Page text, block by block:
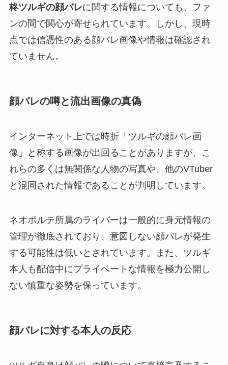
柊ツルギの顔バレに関する情報についても、ファ
ンの間で関心が寄せられています。しかし、現時
点では信憑性のある顔バレ画像や情報は確認され
ていません。
顔バレの噂と流出画像の真偽
インターネット上では時折「ツルギの顔バレ画
像」と称する画像が出回ることがありますが、こ
れらの多くは無関係な人物の写真や、他のVTuber
と混同された情報であることが判明しています。
ネオポルテ所属のライバーは一般的に身元情報の
管理が徹底されており、意図しない顔バレが発生
する可能性は低いとされています。また、ツルギ
本人も配信中にプライベートな情報を極力公開し
ない慎重な姿勢を保っています。
顔バレに対する本人の反応